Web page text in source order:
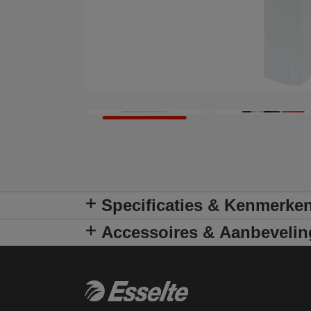
Specificaties &
Accessoires &